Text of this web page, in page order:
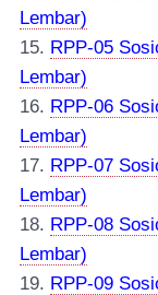
Lembar)
15. RPP-05
Lembar)
16. RPP-06
Lembar)
17. RPP-07
Lembar)
18. RPP-08
Lembar)
19. RPP-09